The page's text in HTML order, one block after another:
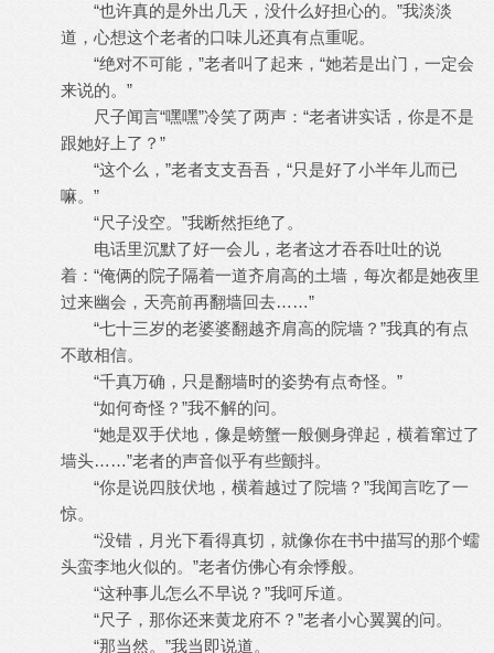
“也许真的是外出几天，没什么好担心的。”我淡淡
道，心想这个老者的口味儿还真有点重呢。
“绝对不可能，”老者叫了起来，“她若是出门，一定会
来说的。”
尺子闻言“嘿嘿”冷笑了两声：“老者讲实话，你是不是
跟她好上了？”
“这个么，”老者支支吾吾，“只是好了小半年儿而已
嘛。”
“尺子没空。”我断然拒绝了。
电话里沉默了好一会儿，老者这才吞吞吐吐的说
着：“俺俩的院子隔着一道齐肩高的土墙，每次都是她夜里
过来幽会，天亮前再翻墙回去……”
“七十三岁的老婆婆翻越齐肩高的院墙？”我真的有点
不敢相信。
“千真万确，只是翻墙时的姿势有点奇怪。”
“如何奇怪？”我不解的问。
“她是双手伏地，像是螃蟹一般侧身弹起，横着窜过了
墙头……”老者的声音似乎有些颤抖。
“你是说四肢伏地，横着越过了院墙？”我闻言吃了一
惊。
“没错，月光下看得真切，就像你在书中描写的那个蠕
头蛮李地火似的。”老者仿佛心有余悸般。
“这种事儿怎么不早说？”我呵斥道。
“尺子，那你还来黄龙府不？”老者小心翼翼的问。
“那当然。”我当即说道。